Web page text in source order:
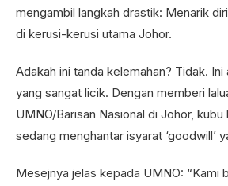
mengambil langkah drastik: Menarik
di kerusi-kerusi utama Johor.
Adakah ini tanda kelemahan? Tidak. Ini
yang sangat licik. Dengan memberi
UMNO/Barisan Nasional di Johor, kubu
sedang menghantar isyarat ‘goodwill’
Mesejnya jelas kepada UMNO: “Kami